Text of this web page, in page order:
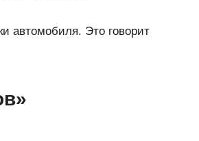
автомобиля. Это говорит